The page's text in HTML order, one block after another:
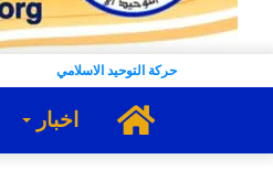
حركة التوحيد الاسلامي
الرئيسية
اخبار